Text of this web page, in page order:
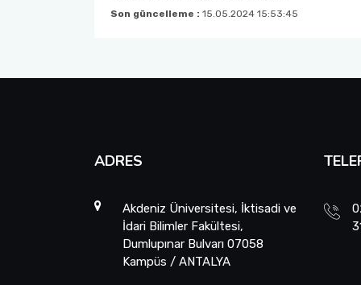
Son güncelleme : 15.05.2024 15:53:45
ADRES
Akdeniz Üniversitesi, İktisadi ve
İdari Bilimler Fakültesi,
Dumlupınar Bulvarı 07058
Kampüs / ANTALYA